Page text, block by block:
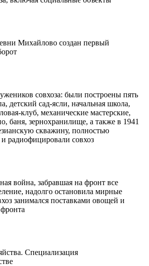
Михайлово создан первый
совхоза: были построены пять
детский сад-ясли, начальная школа,
клуб, механические мастерские,
баня, зернохранилище, а также в 1941
скважину, полностью
радиофицировали совхоз
война, забравшая на фронт все
надолго остановила мирные
занимался поставками овощей и
Специализация